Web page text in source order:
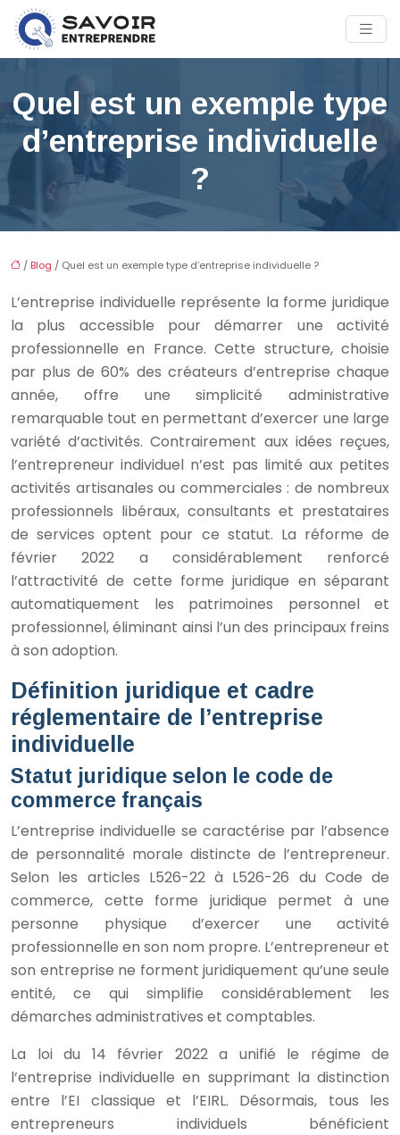
Quel est un exemple type
d’entreprise individuelle
?
/ Blog / Quel est un exemple type d’entreprise individuelle ?
L’entreprise individuelle représente la forme juridique
la plus accessible pour démarrer une activité
professionnelle en France. Cette structure, choisie
par plus de 60% des créateurs d’entreprise chaque
année, offre une simplicité administrative
remarquable tout en permettant d’exercer une large
variété d’activités. Contrairement aux idées reçues,
l’entrepreneur individuel n’est pas limité aux petites
activités artisanales ou commerciales : de nombreux
professionnels libéraux, consultants et prestataires
de services optent pour ce statut. La réforme de
février 2022 a considérablement renforcé
l’attractivité de cette forme juridique en séparant
automatiquement les patrimoines personnel et
professionnel, éliminant ainsi l’un des principaux freins
à son adoption.
Définition juridique et cadre
réglementaire de l’entreprise
individuelle
Statut juridique selon le code de
commerce français
L’entreprise individuelle se caractérise par l’absence
de personnalité morale distincte de l’entrepreneur.
Selon les articles L526-22 à L526-26 du Code de
commerce, cette forme juridique permet à une
personne physique d’exercer une activité
professionnelle en son nom propre. L’entrepreneur et
son entreprise ne forment juridiquement qu’une seule
entité, ce qui simplifie considérablement les
démarches administratives et comptables.
La loi du 14 février 2022 a unifié le régime de
l’entreprise individuelle en supprimant la distinction
entre l’EI classique et l’EIRL. Désormais, tous les
entrepreneurs individuels bénéficient